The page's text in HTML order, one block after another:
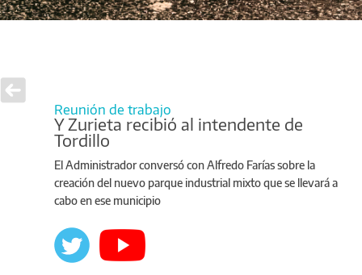
Reunión de trabajo
Y Zurieta recibió al intendente de
Tordillo
El Administrador conversó con Alfredo Farías sobre la
creación del nuevo parque industrial mixto que se llevará a
cabo en ese municipio